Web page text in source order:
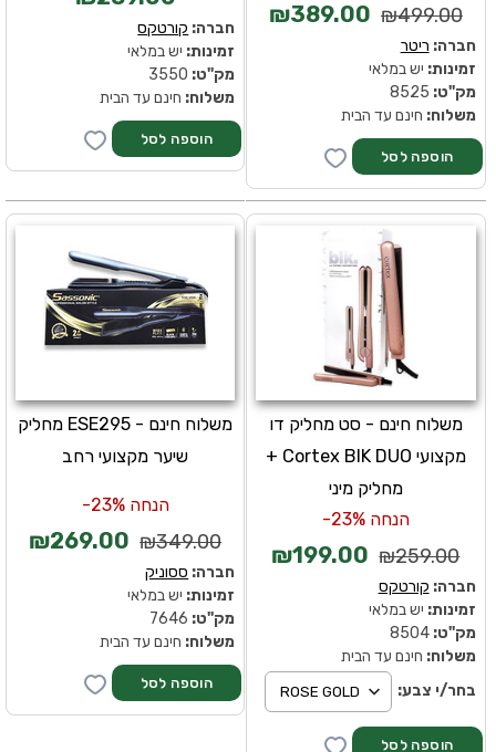
חברה: קורטקס
זמינות: יש במלאי
מק''ט:
משלוח: חינם עד הבית
₪499.00
₪389.00
חברה: ריטר
זמינות: יש במלאי
מק''ט:
משלוח: חינם עד הבית
משלוח חינם - ESE295 מחליק
שיער מקצועי רחב
הנחה 23%-
₪349.00
₪269.00
חברה: ססוניק
זמינות: יש במלאי
מק''ט:
משלוח: חינם עד הבית
משלוח חינם - סט מחליק דו
מקצועי Cortex BlK DUO +
מחליק מיני
הנחה 23%-
₪259.00
₪199.00
חברה: קורטקס
זמינות: יש במלאי
מק''ט: 8504
משלוח: חינם עד הבית
בחר/י צבע: